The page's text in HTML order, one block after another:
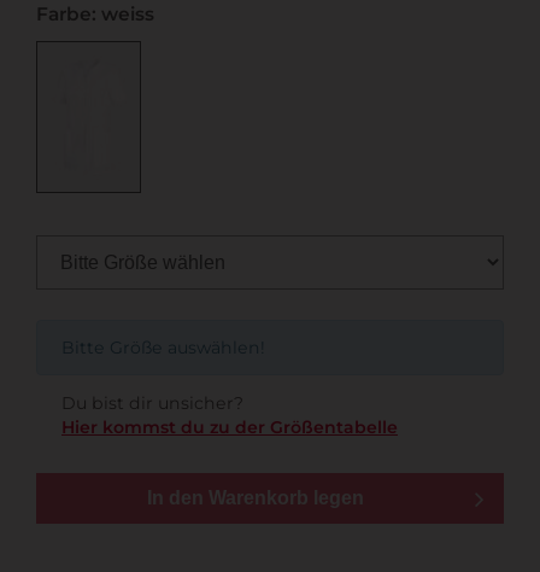
Farbe: weiss
Bitte Größe auswählen!
Du bist dir unsicher?
Hier kommst du zu der Größentabelle
In den Warenkorb legen